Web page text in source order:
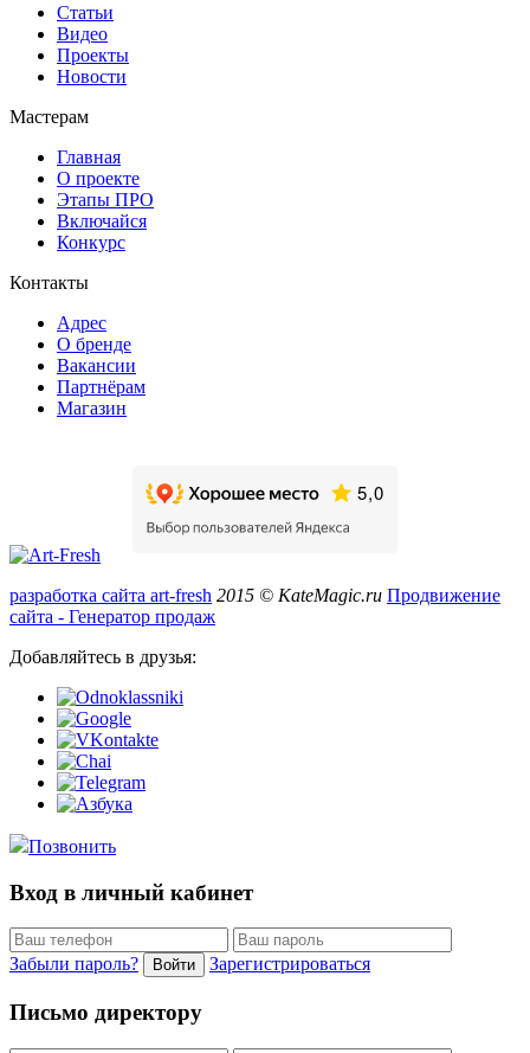
Статьи
Видео
Проекты
Новости
Мастерам
Главная
О проекте
Этапы ПРО
Включайся
Конкурс
Контакты
Адрес
О бренде
Вакансии
Партнёрам
Магазин
разработка сайта art-fresh 2015 © KateMagic.ru Продвижение
сайта - Генератор продаж
Добавляйтесь в друзья:
Позвонить
Вход в личный кабинет
Забыли пароль? Войти Зарегистрироваться
Письмо директору